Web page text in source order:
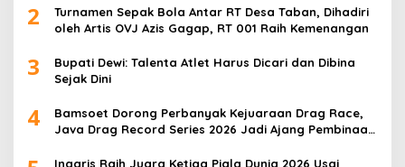
2
Turnamen Sepak Bola Antar RT Desa Taban, Dihadiri
oleh Artis OVJ Azis Gagap, RT 001 Raih Kemenangan
3
Bupati Dewi: Talenta Atlet Harus Dicari dan Dibina
Sejak Dini
4
Bamsoet Dorong Perbanyak Kejuaraan Drag Race,
Java Drag Record Series 2026 Jadi Ajang Pembinaan
Inggris Raih Juara Ketiga Piala Dunia 2026 Usai